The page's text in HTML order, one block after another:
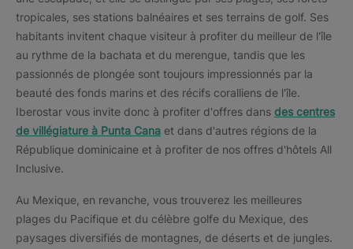
tropicales, ses stations balnéaires et ses terrains de golf. Ses
habitants invitent chaque visiteur à profiter du meilleur de l'île
au rythme de la bachata et du merengue, tandis que les
passionnés de plongée sont toujours impressionnés par la
beauté des fonds marins et des récifs coralliens de l'île.
Iberostar vous invite donc à profiter d'offres dans des centres
de villégiature à Punta Cana et dans d'autres régions de la
République dominicaine et à profiter de nos offres d'hôtels All
Inclusive.
Au Mexique, en revanche, vous trouverez les meilleures
plages du Pacifique et du célèbre golfe du Mexique, des
paysages diversifiés de montagnes, de déserts et de jungles.